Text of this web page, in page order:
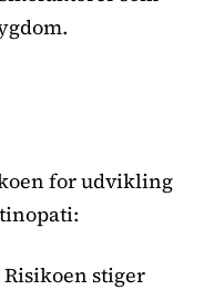
for udvikling
Risikoen stiger